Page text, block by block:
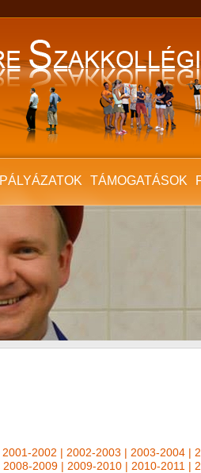
PÁLYÁZATOK TÁMOGATÁSOK
2001-2002 | 2002-2003 | 2003-2004 |
2008-2009| 2009-2010| 2010-2011 |